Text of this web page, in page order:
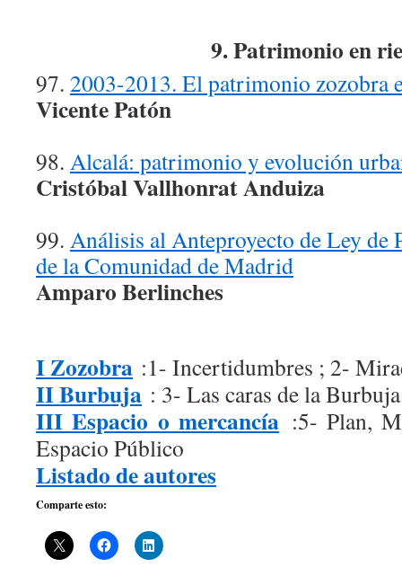
9. Patrimonio en
97. 2003-2013. El patrimonio zozobra
Vicente Patón
98. Alcalá: patrimonio y evolución
Cristóbal Vallhonrat Anduiza
99. Análisis al Anteproyecto de Ley
de la Comunidad de Madrid
Amparo Berlinches
I Zozobra :1- Incertidumbres ; 2-
II Burbuja : 3- Las caras de la
III Espacio o mercancía :5- Plan,
Espacio Público
Listado de autores
Comparte esto: